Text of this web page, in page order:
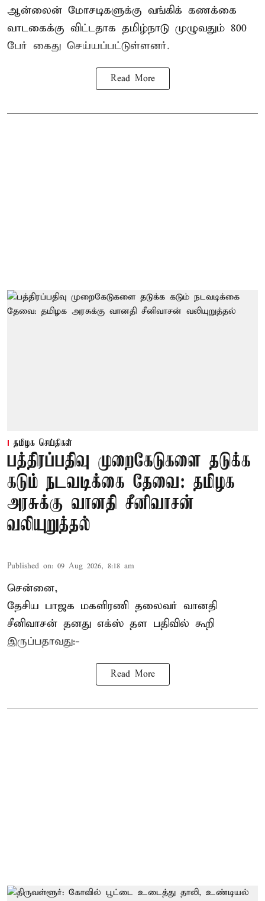
ஆன்லைன் மோசடிகளுக்கு வங்கிக் கணக்கை
வாடகைக்கு விட்டதாக தமிழ்நாடு முழுவதும் 800
பேர் கைது செய்யப்பட்டுள்ளனர்.
Read More
தமிழக செய்திகள்
பத்திரப்பதிவு முறைகேடுகளை தடுக்க
கடும் நடவடிக்கை தேவை: தமிழக
அரசுக்கு வானதி சீனிவாசன்
வலியுறுத்தல்
Published on: 09 Aug 2026, 8:18 am
சென்னை,
தேசிய பாஜக மகளிரணி தலைவர் வானதி
சீனிவாசன் தனது எக்ஸ் தள பதிவில் கூறி
இருப்பதாவது:-
Read More